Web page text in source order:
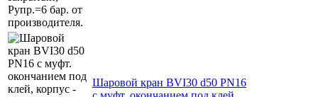
Шаровой кран BVI30 d50 PN16